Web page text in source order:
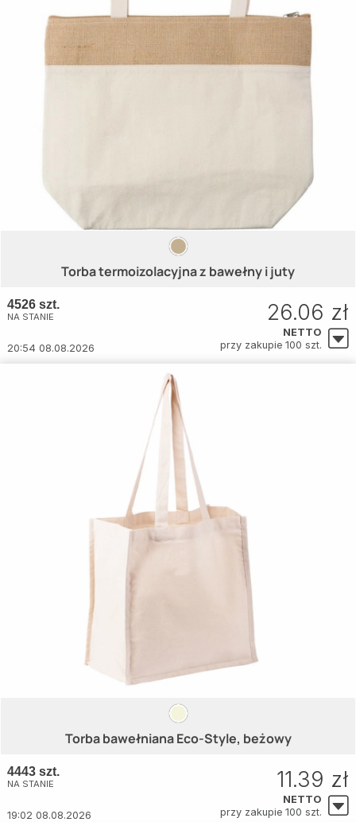
Torba termoizolacyjna z bawełny i juty
4526 szt.
NA STANIE
20:54 08.08.2026
26.06 zł
NETTO
przy zakupie 100 szt.
Torba bawełniana Eco-Style, beżowy
4443 szt.
NA STANIE
19:02 08.08.2026
11.39 zł
NETTO
przy zakupie 100 szt.